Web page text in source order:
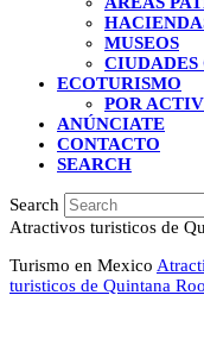
MUSEOS
ECOTURISMO
POR
ANÚNCIATE
CONTACTO
SEARCH
Search
Atractivos turisticos de
Turismo en Mexico
turisticos de Quintana Roo